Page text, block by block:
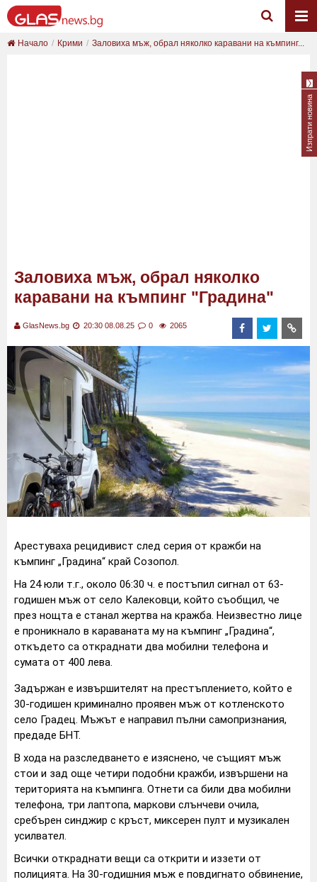
Начало Крими Заловиха мъж, обрал няколко каравани на къмпинг...
Заловиха мъж, обрал няколко
каравани на къмпинг "Градина"
GlasNews.bg 20:30 08.08.25 0 2065
Арестуваха рецидивист след серия от кражби на
къмпинг „Градина“ край Созопол.
На 24 юли т.г., около 06:30 ч. е постъпил сигнал от 63-
годишен мъж от село Калековци, който съобщил, че
през нощта е станал жертва на кражба. Неизвестно лице
е проникнало в караваната му на къмпинг „Градина“,
откъдето са откраднати два мобилни телефона и
сумата от 400 лева.
Задържан е извършителят на престъплението, който е
30-годишен криминално проявен мъж от котленското
село Градец. Мъжът е направил пълни самопризнания,
предаде БНТ.
В хода на разследването е изяснено, че същият мъж
стои и зад още четири подобни кражби, извършени на
територията на къмпинга. Отнети са били два мобилни
телефона, три лаптопа, маркови слънчеви очила,
сребърен синджир с кръст, миксерен пулт и музикален
усилвател.
Всички откраднати вещи са открити и иззети от
полицията. На 30-годишния мъж е повдигнато обвинение,
Изпрати новина